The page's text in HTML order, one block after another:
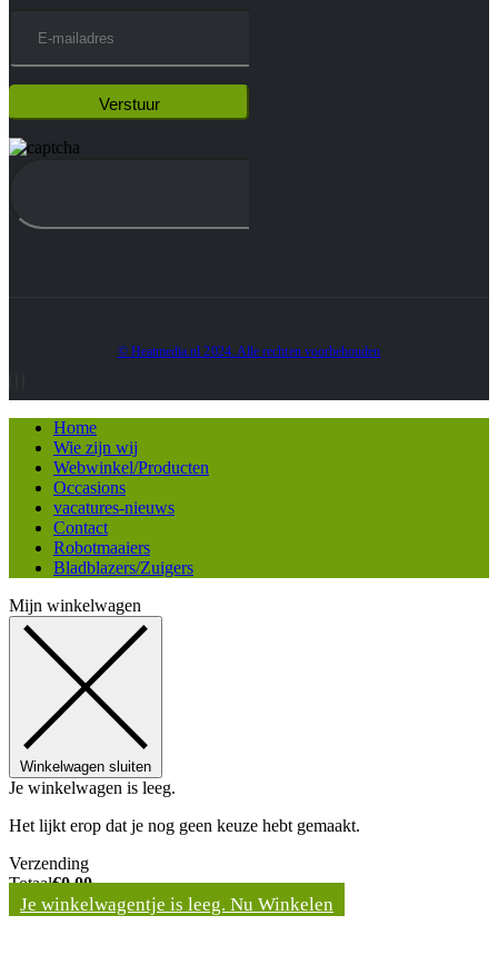
© Heatmedia.nl 2024. Alle rechten voorbehouden
Home
Wie zijn wij
Webwinkel/Producten
Occasions
vacatures-nieuws
Contact
Robotmaaiers
Bladblazers/Zuigers
Mijn winkelwagen
Winkelwagen sluiten
Je winkelwagen is leeg.
Het lijkt erop dat je nog geen keuze hebt gemaakt.
Verzending
Totaal€0,00
Je winkelwagentje is leeg. Nu Winkelen